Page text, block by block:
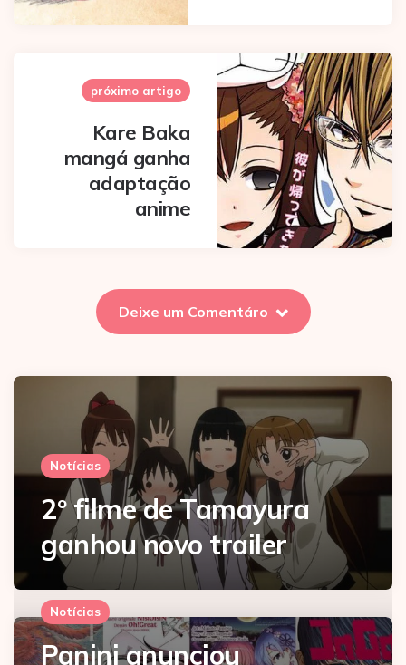
próximo artigo
Kare Baka
mangá ganha
adaptação
anime
Deixe um Comentáro
Notícias
2º filme de Tamayura
ganhou novo trailer
Notícias
Panini anunciou